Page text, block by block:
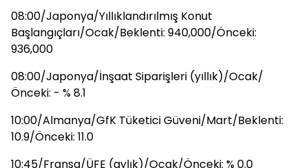
08:00/Japonya/Yıllıklandırılmış Konut
Başlangıçları/Ocak/Beklenti: 940,000/Önceki:
936,000
08:00/Japonya/İnşaat Siparişleri (yıllık)/Ocak/
Önceki: - % 8.1
10:00/Almanya/GfK Tüketici Güveni/Mart/Beklenti:
10.9/Önceki: 11.0
10:45/Fransa/ÜFE (aylık)/Ocak/Önceki: % 0.0